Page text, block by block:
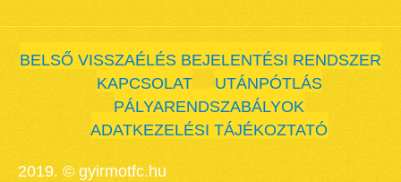
BELSŐ VISSZAÉLÉS BEJELENTÉSI RENDSZER
KAPCSOLAT
UTÁNPÓTLÁS
PÁLYARENDSZABÁLYOK
ADATKEZELÉSI TÁJÉKOZTATÓ
2019. © gyirmotfc.hu